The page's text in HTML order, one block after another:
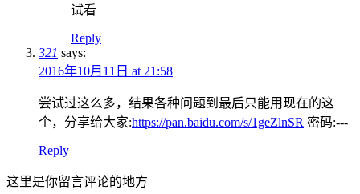
试看
Reply
321 says:
2016年10月11日 at 21:58
尝试过这么多，结果各种问题到最后只能用现在的这
个，分享给大家:https://pan.baidu.com/s/1geZlnSR 密码:---
Reply
这里是你留言评论的地方